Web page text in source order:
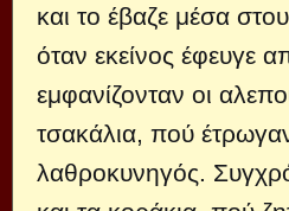
και το έβαζε μέσα
όταν εκείνος έφευγε
εμφανίζονταν οι
τσακάλια, πού
λαθροκυνηγός.